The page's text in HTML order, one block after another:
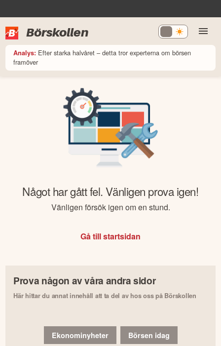
Börskollen
Analys: Efter starka halvåret – detta tror experterna om börsen
framöver
Något har gått fel. Vänligen prova igen!
Vänligen försök igen om en stund.
Gå till startsidan
Prova någon av våra andra sidor
Här hittar du annat innehåll att ta del av hos oss på Börskollen
Ekonominyheter Börsen idag